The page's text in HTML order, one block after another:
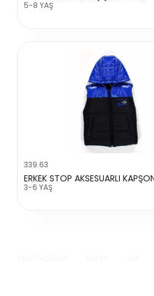
5-8 YAŞ
339.63
ERKEK STOP AKSESUARLI
3-6 YAŞ